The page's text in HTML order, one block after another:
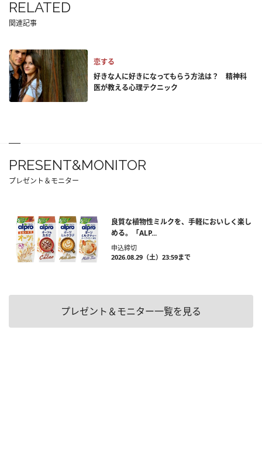
RELATED
関連記事
恋する
好きな人に好きになってもらう方法は？ 精神科
医が教える心理テクニック
PRESENT&MONITOR
プレゼント＆モニター
良質な植物性ミルクを、手軽においしく楽し
める。「ALP...
申込締切
2026.08.29（土）23:59まで
プレゼント＆モニター一覧を見る